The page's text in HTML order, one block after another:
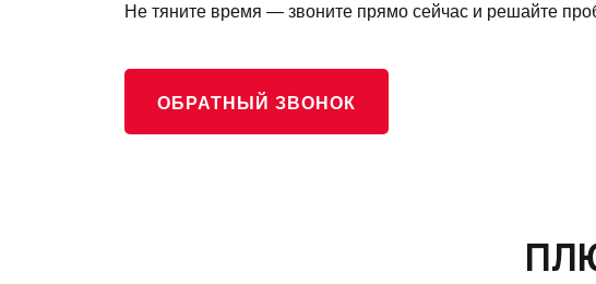
Не тяните время — звоните прямо сейчас и решайте
ОБРАТНЫЙ ЗВОНОК